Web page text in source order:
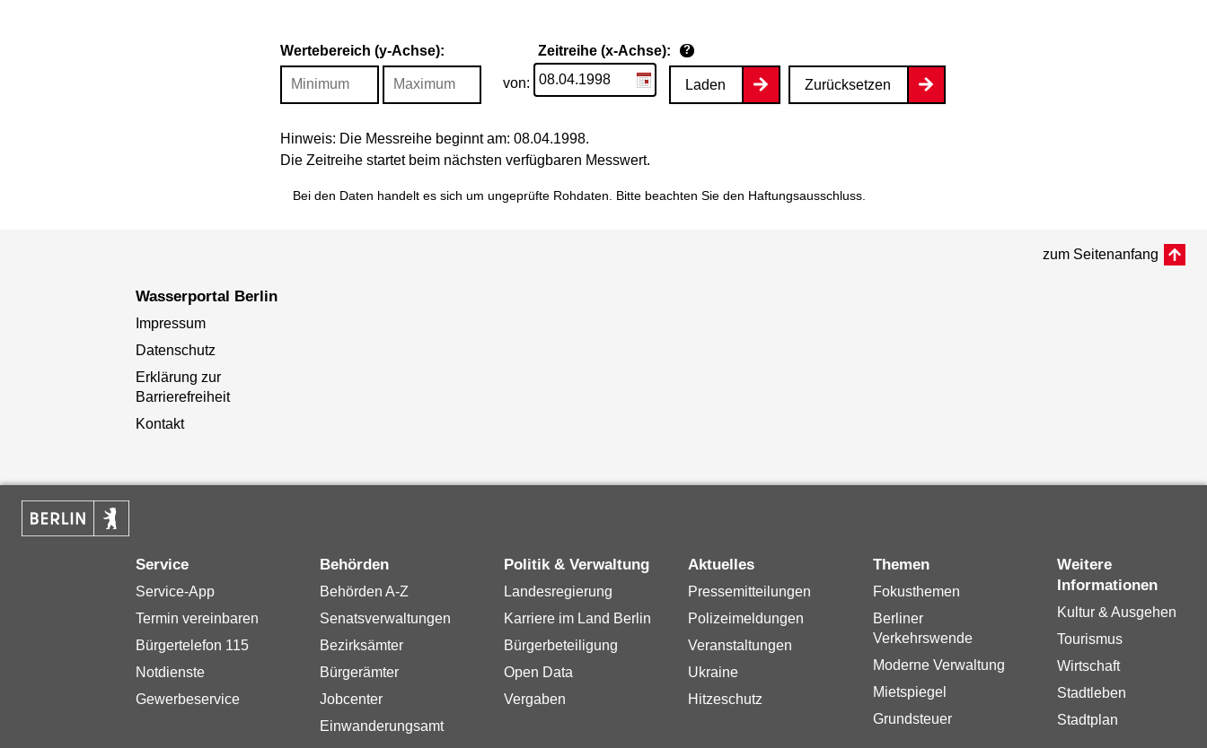
Wertebereich (y-Achse): Zeitreihe (x-Achse): ?
von: Laden Zurücksetzen
Hinweis: Die Messreihe beginnt am: 08.04.1998.
Die Zeitreihe startet beim nächsten verfügbaren Messwert.
Bei den Daten handelt es sich um ungeprüfte Rohdaten. Bitte beachten Sie den Haftungsausschluss.
zum Seitenanfang
Wasserportal Berlin
Impressum
Datenschutz
Erklärung zur
Barrierefreiheit
Kontakt
Service
Service-App
Termin vereinbaren
Bürgertelefon 115
Notdienste
Gewerbeservice
Behörden
Behörden A-Z
Senatsverwaltungen
Bezirksämter
Bürgerämter
Jobcenter
Einwanderungsamt
Politik & Verwaltung
Landesregierung
Karriere im Land Berlin
Bürgerbeteiligung
Open Data
Vergaben
Aktuelles
Pressemitteilungen
Polizeimeldungen
Veranstaltungen
Ukraine
Hitzeschutz
Themen
Fokusthemen
Berliner
Verkehrswende
Moderne Verwaltung
Mietspiegel
Grundsteuer
Weitere
Informationen
Kultur & Ausgehen
Tourismus
Wirtschaft
Stadtleben
Stadtplan